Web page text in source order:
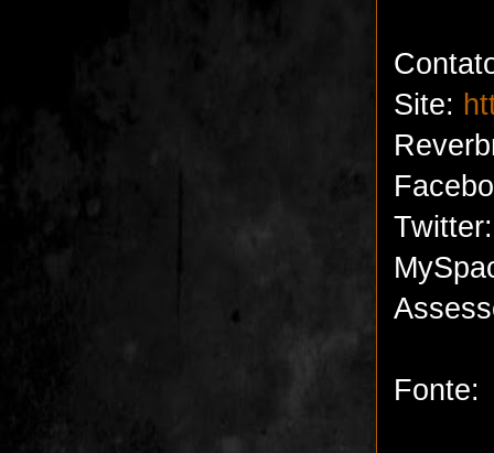
Site:
Twitter:
Fonte: